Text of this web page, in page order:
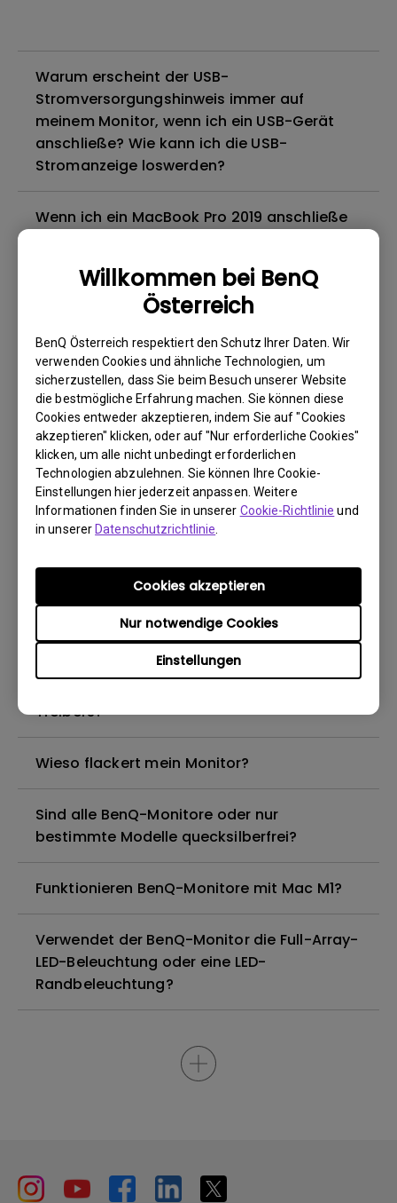
Willkommen bei BenQ
Österreich
BenQ Österreich respektiert den Schutz Ihrer Daten. Wir
verwenden Cookies und ähnliche Technologien, um
sicherzustellen, dass Sie beim Besuch unserer Website
die bestmögliche Erfahrung machen. Sie können diese
Cookies entweder akzeptieren, indem Sie auf "Cookies
akzeptieren" klicken, oder auf "Nur erforderliche Cookies"
klicken, um alle nicht unbedingt erforderlichen
Technologien abzulehnen. Sie können Ihre Cookie-
Einstellungen hier jederzeit anpassen. Weitere
Informationen finden Sie in unserer Cookie-Richtlinie und
in unserer Datenschutzrichtlinie
Einstellungen
Nur notwendige Cookies
Cookies akzeptieren
Warum erscheint der USB-
Stromversorgungshinweis immer auf
meinem Monitor, wenn ich ein USB-Gerät
anschließe? Wie kann ich die USB-
Stromanzeige loswerden?
Wenn ich ein MacBook Pro 2019 anschließe
manchmal zufällig kein Signal. Warum ist
Warum kann ich auf meinem Mac-Gerät
keine 4K-Auflösung auf meinem BenQ 4K-
Monitor auswählen?
Warum kann mein BenQ-Monitor über ein
USB-C(Typ C)-Kabel nicht ordnungsgemäß
angezeigt werden?
Mac M1/M2-Monitor beheben?
Muss ich den WHQL-Treiber (Windows
Hardware Quality Labs) in Windows für
meinen BenQ-Monitor installieren? Gibt es
Treibers?
Wieso flackert mein Monitor?
Sind alle BenQ-Monitore oder nur
bestimmte Modelle quecksilberfrei?
Funktionieren BenQ-Monitore mit Mac M1?
Verwendet der BenQ-Monitor die Full-Array-
LED-Beleuchtung oder eine LED-
Randbeleuchtung?